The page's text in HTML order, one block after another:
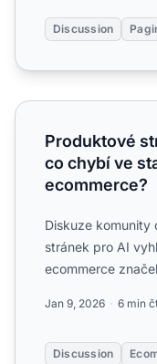
Discussion
Produktové stránky
Produktové
co chybí ve
ecommerce?
Diskuze
stránek pro AI
ecommerce
Jan 9, 2026 6 min
Discussion